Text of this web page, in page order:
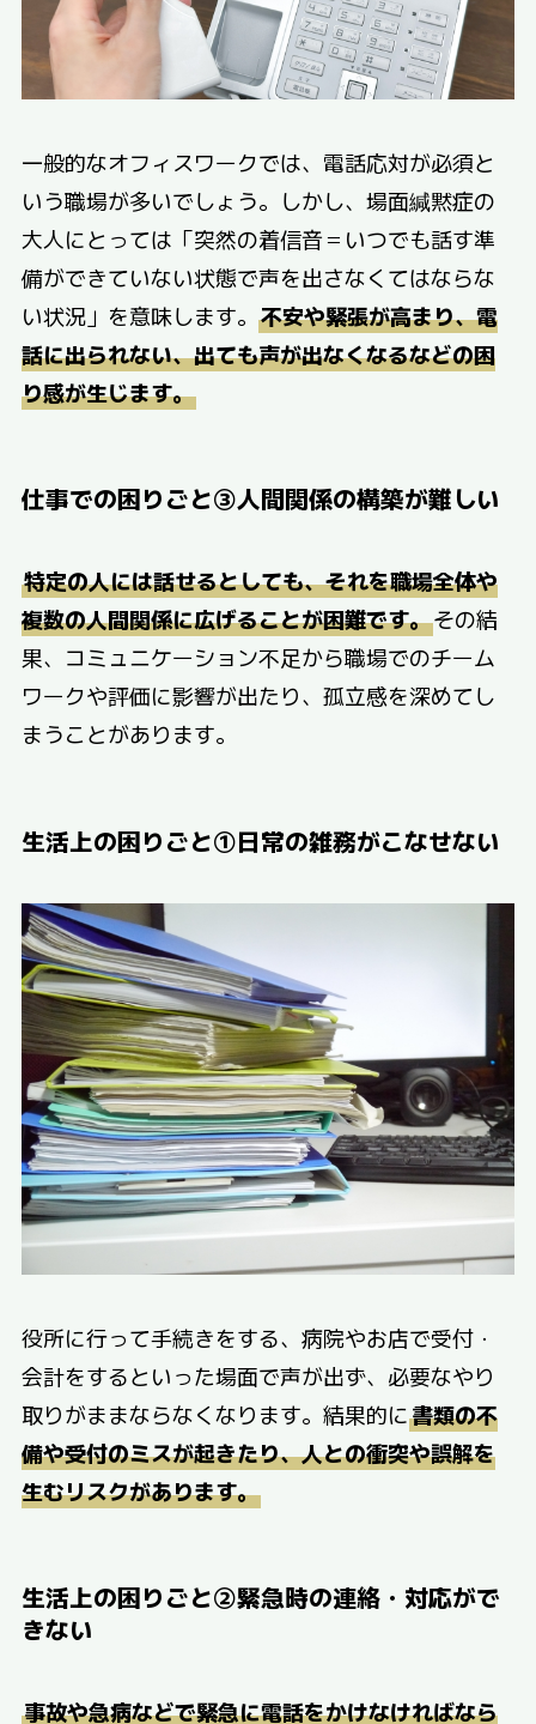
一般的なオフィスワークでは、電話応対が必須と
いう職場が多いでしょう。しかし、場面緘黙症の
大人にとっては「突然の着信音＝いつでも話す準
備ができていない状態で声を出さなくてはならな
い状況」を意味します。 不安や緊張が高まり、電
話に出られない、出ても声が出なくなるなどの困
り感が生じます。
仕事での困りごと③人間関係の構築が難しい
特定の人には話せるとしても、それを職場全体や
複数の人間関係に広げることが困難です。その結
果、コミュニケーション不足から職場でのチーム
ワークや評価に影響が出たり、孤立感を深めてし
まうことがあります。
生活上の困りごと①日常の雑務がこなせない
役所に行って手続きをする、病院やお店で受付・
会計をするといった場面で声が出ず、必要なやり
取りがままならなくなります。結果的に書類の不
備や受付のミスが起きたり、人との衝突や誤解を
生むリスクがあります。
生活上の困りごと②緊急時の連絡・対応がで
きない
事故や急病などで緊急に電話をかけなければなら